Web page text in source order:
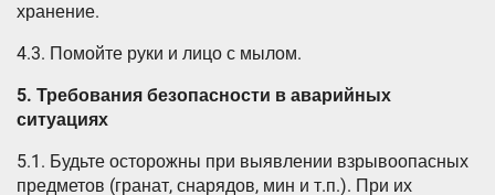
хранение.
4.3. Помойте руки и лицо с мылом.
5. Требования безопасности в аварийных
ситуациях
5.1. Будьте осторожны при выявлении взрывоопасных
предметов (гранат, снарядов, мин и т.п.). При их